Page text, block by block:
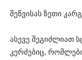
შეწვისას ზეთი
ასევე შეგიძლიათ
კერძებიც,